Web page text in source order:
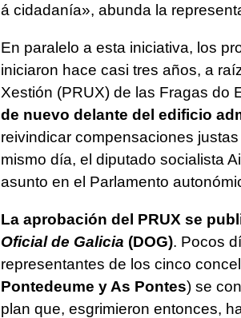
á cidadanía», abunda la
En paralelo a esta iniciativa, los
iniciaron hace casi tres años, a
Xestión (PRUX) de las Fragas do
de nuevo delante del edificio
reivindicar compensaciones
mismo día, el diputado socialista
asunto en el Parlamento
La aprobación del PRUX se
Oficial de Galicia (DOG). Pocos
representantes de los cinco
Pontedeume y As Pontes) se
plan que, esgrimieron entonces,